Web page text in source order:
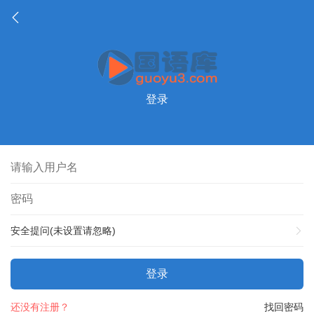
登录
安全提问(未设置请忽略)
登录
找回密码
还没有注册？